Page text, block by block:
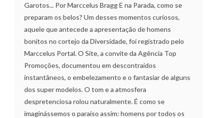
Garotos... Por Marccelus Bragg E na Parada, como se
preparam os belos? Um desses momentos curiosos,
aquele que antecede a apresentação de homens
bonitos no cortejo da Diversidade, foi registrado pelo
Marccelus Portal. O Site, a convite da Agência Top
Promoções, documentou em descontraídos
instantâneos, o embelezamento e o fantasiar de alguns
dos super modelos. O tom e a atmosfera
despretenciosa rolou naturalmente. É como se
imaginássemos o paraíso assim: homens por todos os